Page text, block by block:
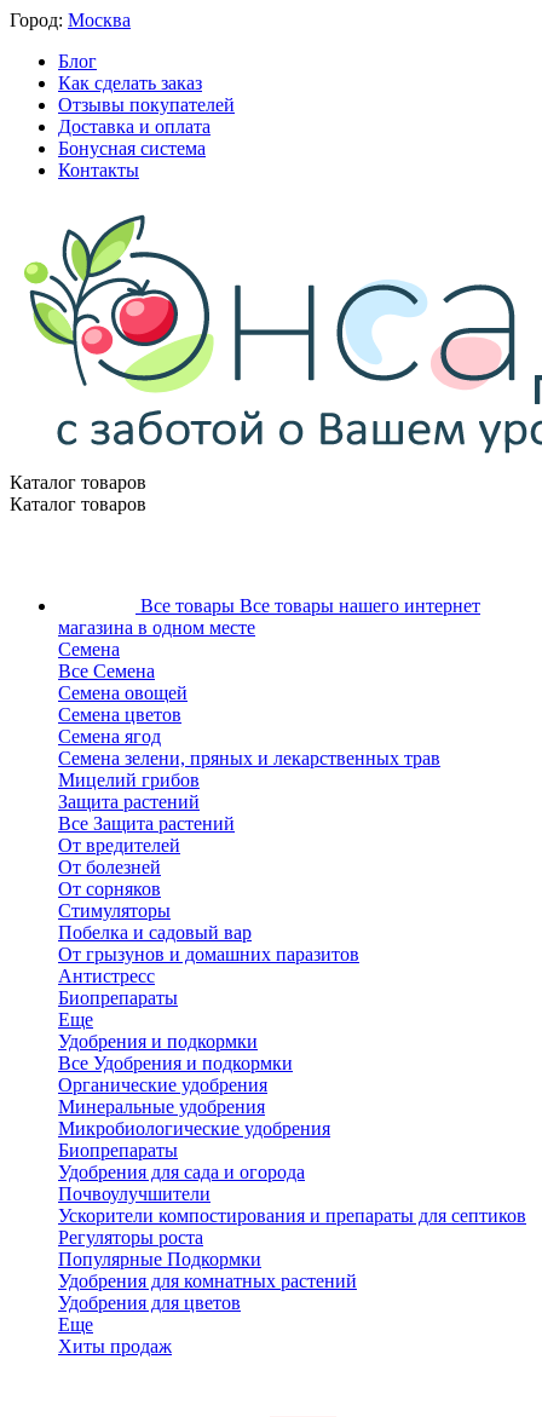
Город: Москва
Блог
Как сделать заказ
Отзывы покупателей
Доставка и оплата
Бонусная система
Контакты
Каталог товаров
Каталог товаров
Все товары Все товары нашего интернет
магазина в одном месте
Семена
Все Семена
Семена овощей
Семена цветов
Семена ягод
Семена зелени, пряных и лекарственных трав
Мицелий грибов
Защита растений
Все Защита растений
От вредителей
От болезней
От сорняков
Стимуляторы
Побелка и садовый вар
От грызунов и домашних паразитов
Антистресс
Биопрепараты
Еще
Удобрения и подкормки
Все Удобрения и подкормки
Органические удобрения
Минеральные удобрения
Микробиологические удобрения
Биопрепараты
Удобрения для сада и огорода
Почвоулучшители
Ускорители компостирования и препараты для септиков
Регуляторы роста
Популярные Подкормки
Удобрения для комнатных растений
Удобрения для цветов
Еще
Хиты продаж